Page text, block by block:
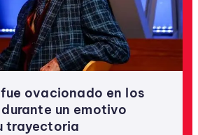
ovacionado en los
durante un emotivo
trayectoria